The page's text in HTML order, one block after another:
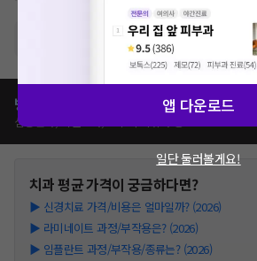
※ 해당병원의 비급여 가격표는 현재 준비중입니다.
병원별 가격 비교하기
심평원가, 이벤트가, 모두닥 리뷰가 등
치과평균 가격이 궁금하다면?
▶ 신경치료 가격/비용은 얼마일까? (2026)
▶ 라미네이트 과정/부작용은? (2026)
▶ 임플란트 과정/부작용/종류는? (2026)
앱 다운로드
일단 둘러볼게요!